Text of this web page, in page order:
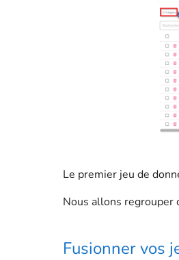
Le premier jeu de
Nous allons regrouper
Fusionner vos